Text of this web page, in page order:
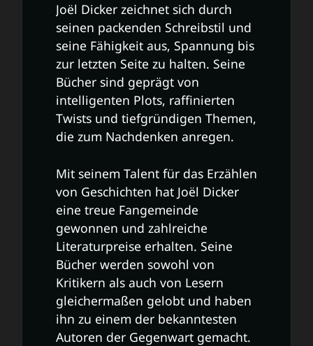
Joël Dicker zeichnet sich durch
seinen packenden Schreibstil und
seine Fähigkeit aus, Spannung bis
zur letzten Seite zu halten. Seine
Bücher sind geprägt von
intelligenten Plots, raffinierten
Twists und tiefgründigen Themen,
die zum Nachdenken anregen.
Mit seinem Talent für das Erzählen
von Geschichten hat Joël Dicker
eine treue Fangemeinde
gewonnen und zahlreiche
Literaturpreise erhalten. Seine
Bücher werden sowohl von
Kritikern als auch von Lesern
gleichermaßen gelobt und haben
ihn zu einem der bekanntesten
Autoren der Gegenwart gemacht.